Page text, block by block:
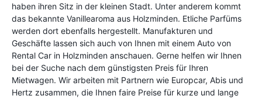
haben ihren Sitz in der kleinen Stadt. Unter anderem kommt
das bekannte Vanillearoma aus Holzminden. Etliche Parfüms
werden dort ebenfalls hergestellt. Manufakturen und
Geschäfte lassen sich auch von Ihnen mit einem Auto von
Rental Car in Holzminden anschauen. Gerne helfen wir Ihnen
bei der Suche nach dem günstigsten Preis für Ihren
Mietwagen. Wir arbeiten mit Partnern wie Europcar, Abis und
Hertz zusammen, die Ihnen faire Preise für kurze und lange